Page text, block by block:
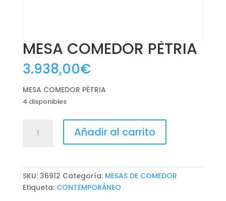
MESA COMEDOR PÈTRIA
3.938,00€
MESA COMEDOR PÈTRIA
4 disponibles
COMEDOR
Añadir al carrito
SKU: 36912 Categoría: MESAS DE COMEDOR
Etiqueta: CONTEMPORÁNEO